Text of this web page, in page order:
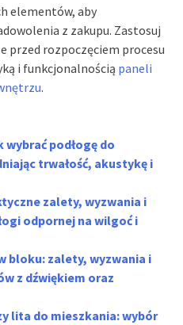
elementów, aby
z zakupu. Zastosuj
przed rozpoczęciem procesu
i funkcjonalnością paneli
.
wybrać podłogę do
trwałość, akustykę i
zalety, wyzwania i
odpornej na wilgoć i
bloku: zalety, wyzwania i
z dźwiękiem oraz
lita do mieszkania: wybór